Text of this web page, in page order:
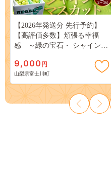
【2026年発送分 先行予約】
【高評価多数】頬張る幸福
感 ～緑の宝石・ シャインマ
３房） フルーツ 山梨県産 果
物 くだもの シャイン マスカ
ット ぶどう ブドウ 葡萄 大粒
種なし 先行予約 富士川町
10000円 一万円 9000円 九千円
9,000 円
山梨県富士川町